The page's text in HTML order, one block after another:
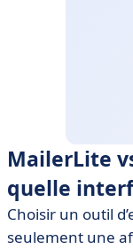
MailerLite
quelle
Choisir un outil
seulement une